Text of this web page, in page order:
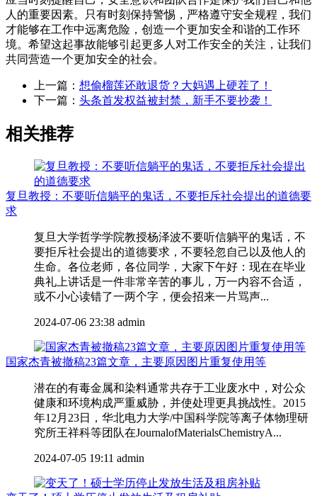
人的重要因素。只有时刻保持警惕，严格遵守安全规程，我们
才能够在工作中远离危险，创造一个更加安全和谐的工作环
境。希望这起事故能够引起更多人对工作安全的关注，让我们
共同营造一个更加安全的社会。
上一篇： 想偷榴莲还敢退货？大妈遇上硬茬了！
下一篇： 头条首发权益被封禁，新手不要抄袭！
相关推荐
复旦教授：不要听信躺平的鬼话，不要拒斥社会提出的道德要
求
复旦大学哲学学院教授杨泽波不要听信躺平的鬼话，不
要拒斥社会提出的道德要求，不要轻忽自己以及他人的
生命。各位老师，各位同学，大家下午好：现在在毕业
典礼上讲话是一件非常辛苦的事儿，万一内容不合适，
或不小心读错了一两个字，便会招来一片骂声...
2024-07-06 23:38 admin
国家杰青被撤稿23篇文章，主要原因图片重复使用等
潜在的有毒金属和染料通常共存于工业废水中，对公众
健康和环境构成严重威胁，并使处理更具挑战性。2015
年12月23日，华北电力大学/中国科学院等离子体物理研
究所王祥科等团队在JournalofMaterialsChemistryA...
2024-07-05 19:11 admin